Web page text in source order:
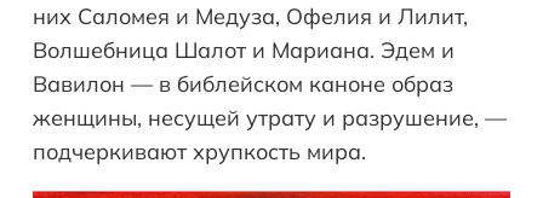
них Саломея и Медуза, Офелия и Лилит,
Волшебница Шалот и Мариана. Эдем и
Вавилон — в библейском каноне образ
женщины, несущей утрату и разрушение, —
подчеркивают хрупкость мира.